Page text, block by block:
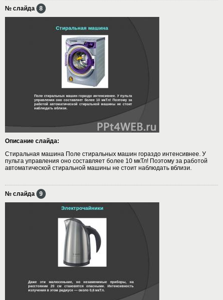
№ слайда 8
Описание слайда:
Стиральная машина Поле стиральных машин гораздо интенсивнее. У
пульта управления оно составляет более 10 мкТл! Поэтому за работой
автоматической стиральной машины не стоит наблюдать вблизи.
№ слайда 9